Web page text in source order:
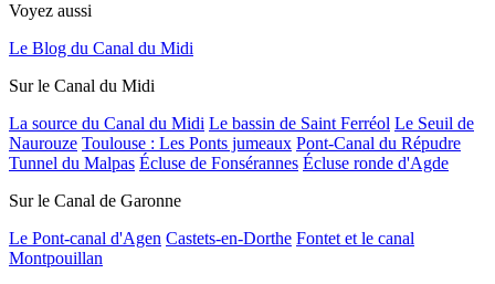
Voyez aussi
Le Blog du Canal du Midi
Sur le Canal du Midi
La source du Canal du Midi Le bassin de Saint Ferréol Le Seuil de
Naurouze Toulouse : Les Ponts jumeaux Pont-Canal du Répudre
Tunnel du Malpas Écluse de Fonsérannes Écluse ronde d'Agde
Sur le Canal de Garonne
Le Pont-canal d'Agen Castets-en-Dorthe Fontet et le canal
Montpouillan